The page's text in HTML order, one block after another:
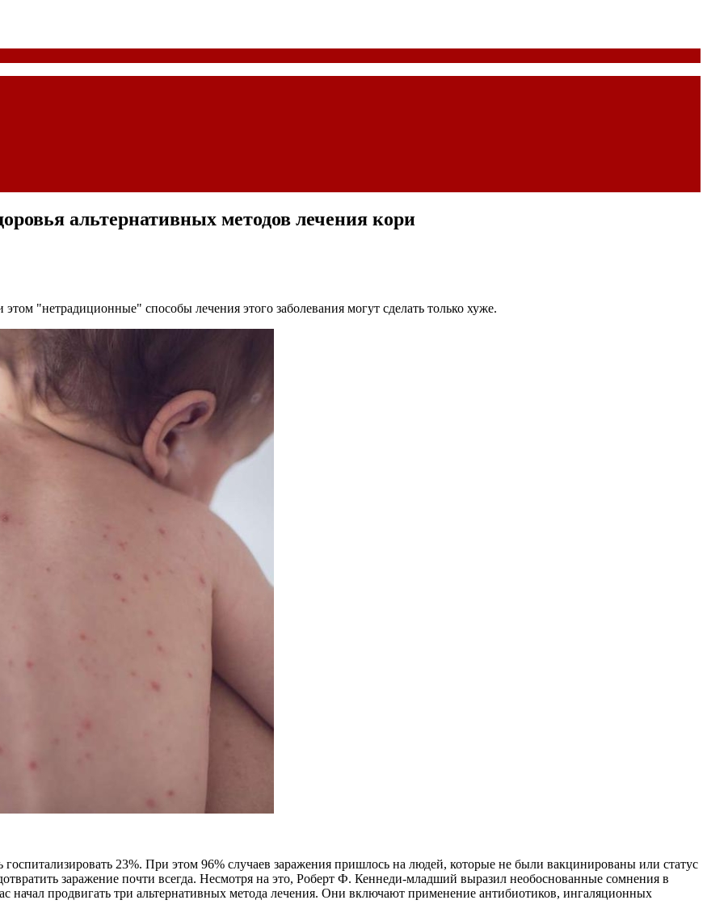
альтернативных методов лечения кори
"нетрадиционные" способы лечения этого заболевания могут сделать только хуже.
23%. При этом 96% случаев заражения пришлось на людей, которые не были вакцинированы или статус
заражение почти всегда. Несмотря на это, Роберт Ф. Кеннеди-младший выразил необоснованные сомнения в
начал продвигать три альтернативных метода лечения. Они включают применение антибиотиков, ингаляционных